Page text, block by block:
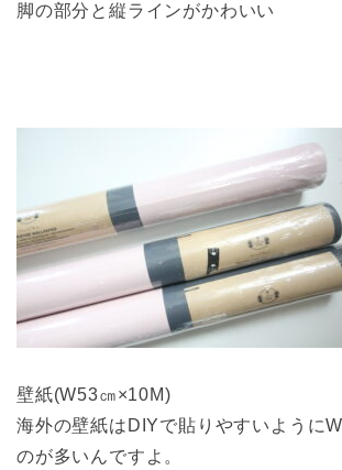
脚の部分と縦ラインがかわいい
壁紙(W53㎝×10M)
海外の壁紙はDIYで貼りやすいように
のが多いんですよ。